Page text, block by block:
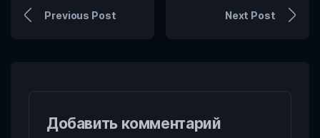
Previous Post Next Post
Добавить комментарий